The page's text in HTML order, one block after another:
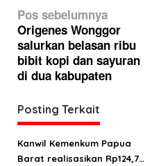
N
a
v
i
a
s
i
Pos sebelumnya
Origenes Wonggor
salurkan belasan ribu
bibit kopi dan sayuran
di dua kabupaten
Posting Terkait
Kanwil Kemenkum Papua
Barat realisasikan Rp124,7